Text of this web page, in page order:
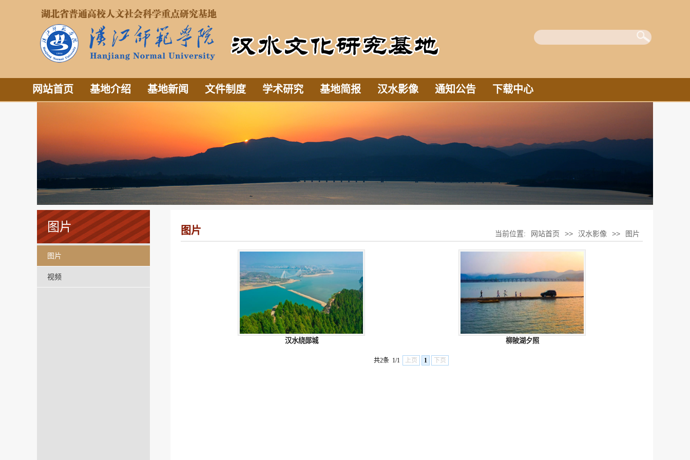
网站首页 基地介绍 基地新闻 文件制度 学术研究 基地简报 汉水影像 通知公告 下载中心
图片
图片
视频
图片 当前位置: 网站首页 >> 汉水影像 >> 图片
汉水绕郧城 柳陂湖夕照
共2条 1/1 上页 1 下页